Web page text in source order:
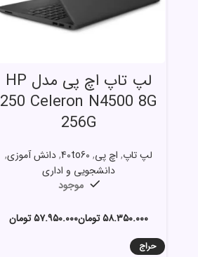
لپ تاپ اچ پی مدل HP
250 Celeron N4500 8G
256G
لپ تاپ, اچ پی,
40to60
,دانش آموزی,
دانشجویی و اداری
موجود
تومان تومان
حراج